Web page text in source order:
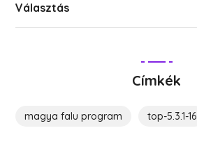
Választás
Címkék
magya falu program top-5.3.1-16